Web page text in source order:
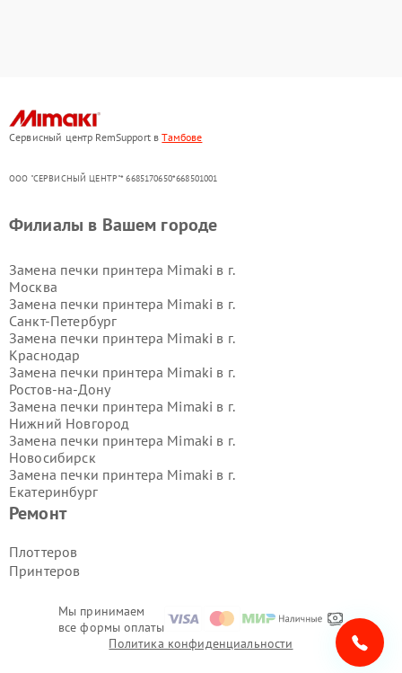
Сервисный центр RemSupport вТамбове
ООО "СЕРВИСНЫЙ ЦЕНТР"* 6685170650*668501001
Мы принимаем
все формы оплаты
Ремонт
Плоттеров
Принтеров
Филиалы в Вашем городе
Замена печки принтера Mimaki в г.
Москва
Замена печки принтера Mimaki в г.
Санкт-Петербург
Замена печки принтера Mimaki в г.
Краснодар
Замена печки принтера Mimaki в г.
Ростов-на-Дону
Замена печки принтера Mimaki в г.
Нижний Новгород
Замена печки принтера Mimaki в г.
Новосибирск
Замена печки принтера Mimaki в г.
Екатеринбург
Замена печки принтера Mimaki в г.
Замена печки принтера Mimaki в г.
Воронеж
Замена печки принтера Mimaki в г.
Замена печки принтера Mimaki в г.
Замена печки принтера Mimaki в г.
Политика конфиденциальности